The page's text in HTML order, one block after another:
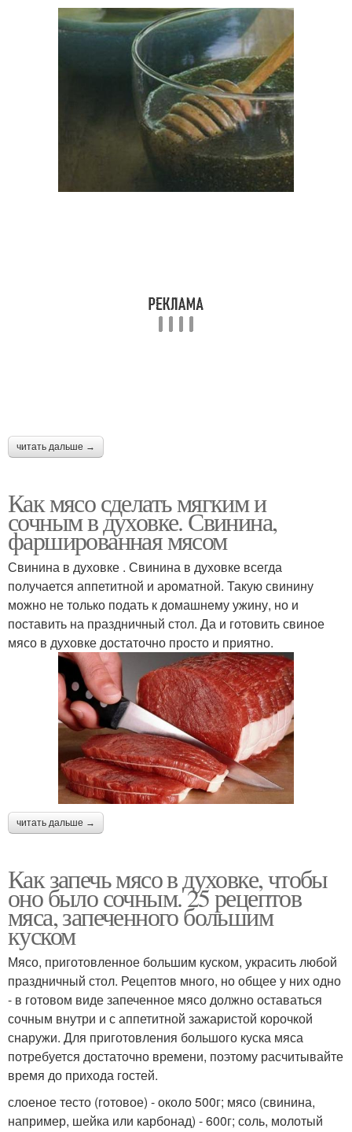
читать дальше →
Как мясо сделать мягким и
сочным в духовке. Свинина,
фаршированная мясом
Свинина в духовке . Свинина в духовке всегда
получается аппетитной и ароматной. Такую свинину
можно не только подать к домашнему ужину, но и
поставить на праздничный стол. Да и готовить свиное
мясо в духовке достаточно просто и приятно.
читать дальше →
Как запечь мясо в духовке, чтобы
оно было сочным. 25 рецептов
мяса, запеченного большим
куском
Мясо, приготовленное большим куском, украсить любой
праздничный стол. Рецептов много, но общее у них одно
- в готовом виде запеченное мясо должно оставаться
сочным внутри и с аппетитной зажаристой корочкой
снаружи. Для приготовления большого куска мяса
потребуется достаточно времени, поэтому расчитывайте
время до прихода гостей.
слоеное тесто (готовое) - около 500г; мясо (свинина,
например, шейка или карбонад) - 600г; соль, молотый